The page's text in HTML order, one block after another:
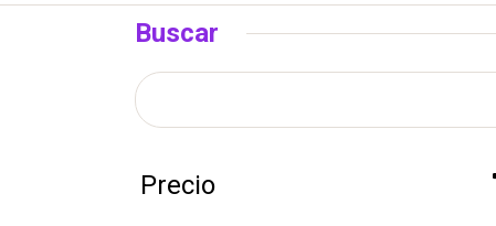
Buscar
Precio